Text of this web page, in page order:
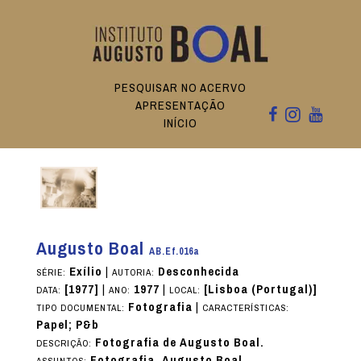
PESQUISAR NO ACERVO
APRESENTAÇÃO
INÍCIO
Augusto Boal AB.Ef.016a
SÉRIE: Exílio | AUTORIA: Desconhecida
DATA: [1977] | ANO: 1977| LOCAL: [Lisboa (Portugal)]
TIPO DOCUMENTAL: Fotografia| CARACTERÍSTICAS:
Papel; P&b
DESCRIÇÃO: Fotografia de Augusto Boal.